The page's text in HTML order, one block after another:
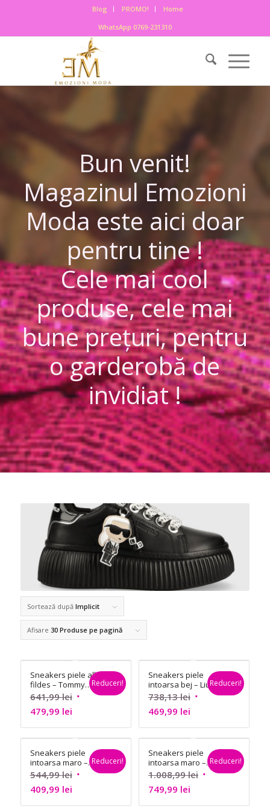
Blog PROMO!
Home
WhatsApp 0769-231310
Bun venit!
Magazinul Emozioni
Moda este aici doar
pentru tine !
Cele mai cool
produse, cele mai
bune prețuri, pentru
o garderobă de
invidiat !
Sortează după Implicit
Afisare 30 Produse pe pagină
Sneakers piele alb
fildes – Tommy
Hilfiger
641,99lei Prețul
a
fost:
641,99 lei.
479,99 leiPrețul
curent
este:
479,99 lei.
Reduceri!
Sneakers piele
intoarsa bej – Liu Jo
738,13lei Prețul
a
fost:
738,13 lei.
469,99 leiPrețul
curent
este:
469,99 lei.
Reduceri!
Sneakers piele
intoarsa maro –
Tommy Hilfiger
544,99lei Prețul
a
409,99 leiPrețul
curent
Reduceri!
Sneakers piele
intoarsa maro –
Boss
1.008,99lei Prețul
a
749,99 leiPrețul
curent
Reduceri!